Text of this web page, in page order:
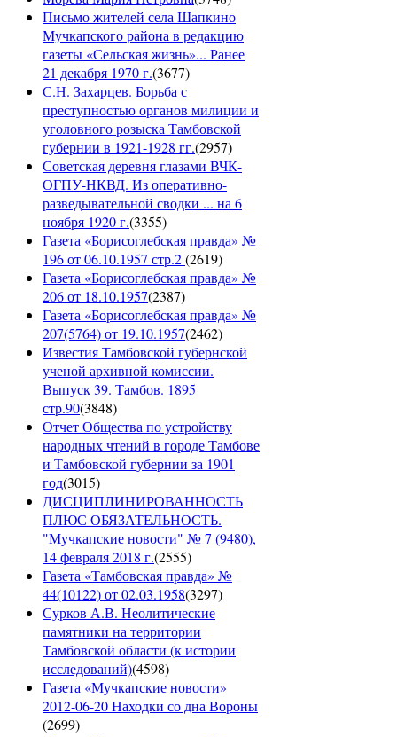
Письмо жителей села Шапкино
Мучкапского района в редакцию
газеты «Сельская жизнь»... Ранее
21 декабря 1970 г.(3677)
С.Н. Захарцев. Борьба с
преступностью органов милиции и
уголовного розыска Тамбовской
губернии в 1921-1928 гг.(2957)
Советская деревня глазами ВЧК-
ОГПУ-НКВД. Из оперативно-
разведывательной сводки ... на 6
ноября 1920 г.(3355)
Газета «Борисоглебская правда» №
196 от 06.10.1957 стр.2(2619)
Газета «Борисоглебская правда» №
206 от 18.10.1957(2387)
Газета «Борисоглебская правда» №
207(5764) от 19.10.1957(2462)
Известия Тамбовской губернской
ученой архивной комиссии.
Выпуск 39. Тамбов. 1895
стр.90(3848)
Отчет Общества по устройству
народных чтений в городе Тамбове
и Тамбовской губернии за 1901
год(3015)
ДИСЦИПЛИНИРОВАННОСТЬ
ПЛЮС ОБЯЗАТЕЛЬНОСТЬ.
"Мучкапские новости" № 7 (9480),
14 февраля 2018 г.(2555)
Газета «Тамбовская правда» №
44(10122) от 02.03.1958(3297)
Сурков А.В. Неолитические
памятники на территории
Тамбовской области (к истории
исследований)(4598)
Газета «Мучкапские новости»
2012-06-20 Находки со дна Вороны
(2699)